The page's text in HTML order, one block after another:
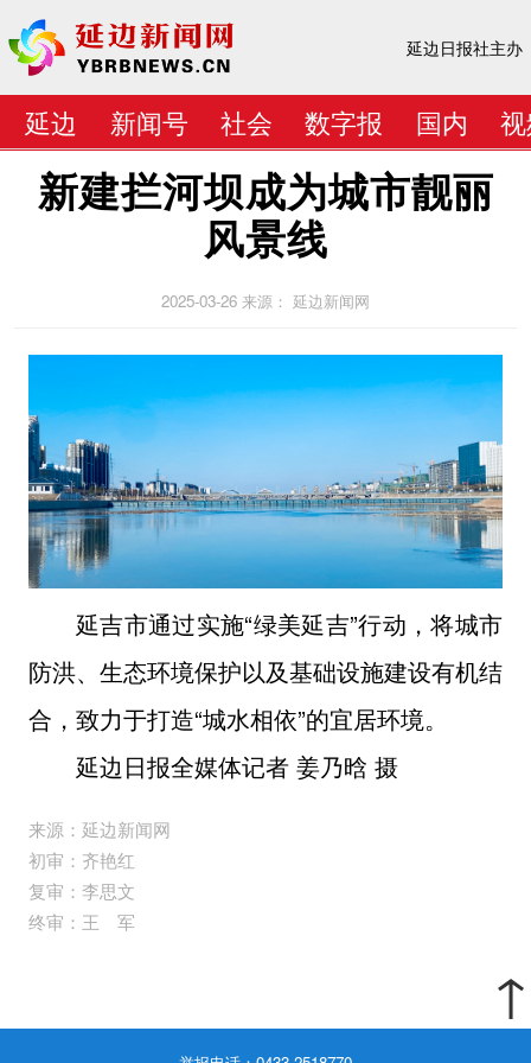
延边日报社主办
延边 新闻号 社会 数字报 国内
新建拦河坝成为城市靓丽
风景线
2025-03-26 来源： 延边新闻网
延吉市通过实施“绿美延吉”行动，将城市
防洪、生态环境保护以及基础设施建设有机结
合，致力于打造“城水相依”的宜居环境。
延边日报全媒体记者 姜乃晗 摄
来源：延边新闻网
初审：齐艳红
复审：李思文
终审：王 军
↑